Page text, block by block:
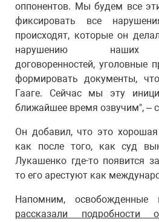
оппонентов. Мы будем все
фиксировать все
происходят, которые он
нарушению наших
договоренностей, уголовные
формировать документы,
Гааге. Сейчас мы эту
ближайшее время озвучим", –
Он добавил, что это
как после того, как суд
Лукашенко где-то появится
то его арестуют как
Напомним,
рассказали подробности